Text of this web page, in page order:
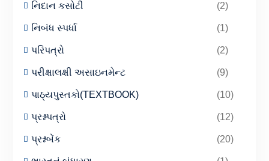
નિદાન કસોટી (2)
નિબંધ સ્પર્ધા (1)
પરિપત્રો (2)
પરીક્ષાલક્ષી અસાઇનમેન્ટ (9)
પાઠ્યપુસ્તકો(TEXTBOOK) (10)
પ્રશ્નપત્રો (12)
પ્રશ્નબેંક (20)